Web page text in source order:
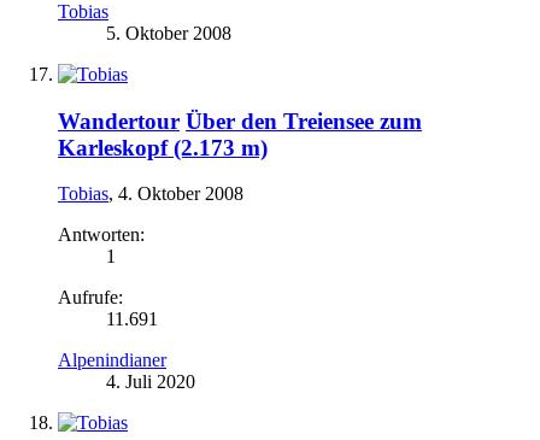
Tobias
5. Oktober 2008
Wandertour Über den Treiensee zum
Karleskopf (2.173 m)
Tobias, 4. Oktober 2008
Antworten:
1
Aufrufe:
11.691
Alpenindianer
4. Juli 2020